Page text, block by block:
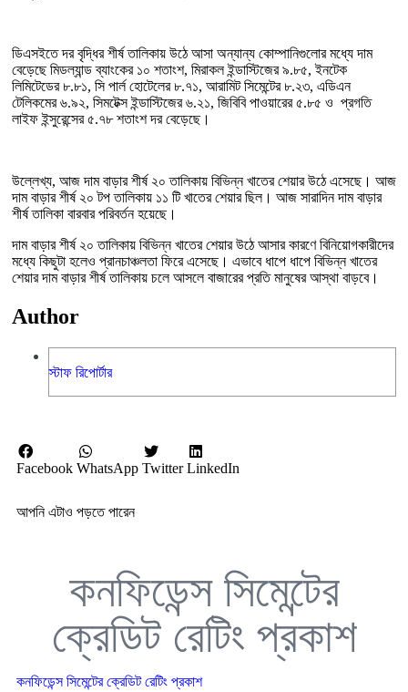
ডিএসইতে দর বৃদ্ধির শীর্ষ তালিকায় উঠে আসা অন্যান্য কোম্পানিগুলোর মধ্যে দাম
বেড়েছে মিডল্যান্ড ব্যাংকের ১০ শতাংশ, মিরাকল ইন্ডাস্টিজের ৯.৮৫, ইনটেক
লিমিটেডের ৮.৮১, সি পার্ল হোটেলের ৮.৭১, আরামিট সিমেন্টের ৮.২৩, এডিএন
টেলিকমের ৬.৯২, সিমটেক্স ইন্ডাস্টিজের ৬.২১, জিবিবি পাওয়ারের ৫.৮৫ ও প্রগতি
লাইফ ইন্সুরেন্সের ৫.৭৮ শতাংশ দর বেড়েছে।
উল্লেখ্য, আজ দাম বাড়ার শীর্ষ ২০ তালিকায় বিভিন্ন খাতের শেয়ার উঠে এসেছে। আজ
দাম বাড়ার শীর্ষ ২০ টপ তালিকায় ১১ টি খাতের শেয়ার ছিল। আজ সারাদিন দাম বাড়ার
শীর্ষ তালিকা বারবার পরিবর্তন হয়েছে।
দাম বাড়ার শীর্ষ ২০ তালিকায় বিভিন্ন খাতের শেয়ার উঠে আসার কারণে বিনিয়োগকারীদের
মধ্যে কিছুটা হলেও প্রানচাঞ্চলতা ফিরে এসেছে। এভাবে ধাপে ধাপে বিভিন্ন খাতের
শেয়ার দাম বাড়ার শীর্ষ তালিকায় চলে আসলে বাজারের প্রতি মানুষের আস্থা বাড়বে।
Author
স্টাফ রিপোর্টার
Facebook WhatsApp Twitter LinkedIn
আপনি এটাও পড়তে পারেন
কনফিডেন্স সিমেন্টের
ক্রেডিট রেটিং প্রকাশ
কনফিডেন্স সিমেন্টের ক্রেডিট রেটিং প্রকাশ